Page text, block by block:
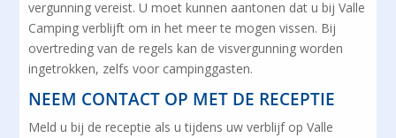
vergunning vereist. U moet kunnen aantonen dat u bij Valle
Camping verblijft om in het meer te mogen vissen. Bij
overtreding van de regels kan de visvergunning worden
ingetrokken, zelfs voor campinggasten.
NEEM CONTACT OP MET DE RECEPTIE
Meld u bij de receptie als u tijdens uw verblijf op Valle